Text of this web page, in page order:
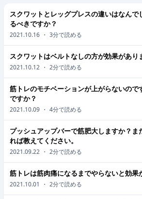
スクワットとレッグプレスの違いはなんで
るべきですか？
2021.10.16 ・ 3分で読める
スクワットはベルトなしの方が効果があり
2021.10.12 ・ 2分で読める
筋トレのモチベーションが上がらないので
ですか？
2021.10.09 ・ 4分で読める
プッシュアップバーで筋肥大しますか？ま
れば教えてください。
2021.09.22 ・ 2分で読める
筋トレは筋肉痛になるまでやらないと効果
2021.10.01 ・ 2分で読める